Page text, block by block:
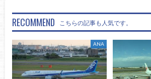
RECOMMEND こちらの記事も人気です。
ANA